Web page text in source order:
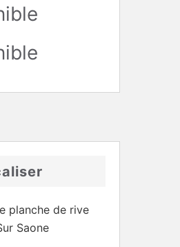
planche de rive
Saone